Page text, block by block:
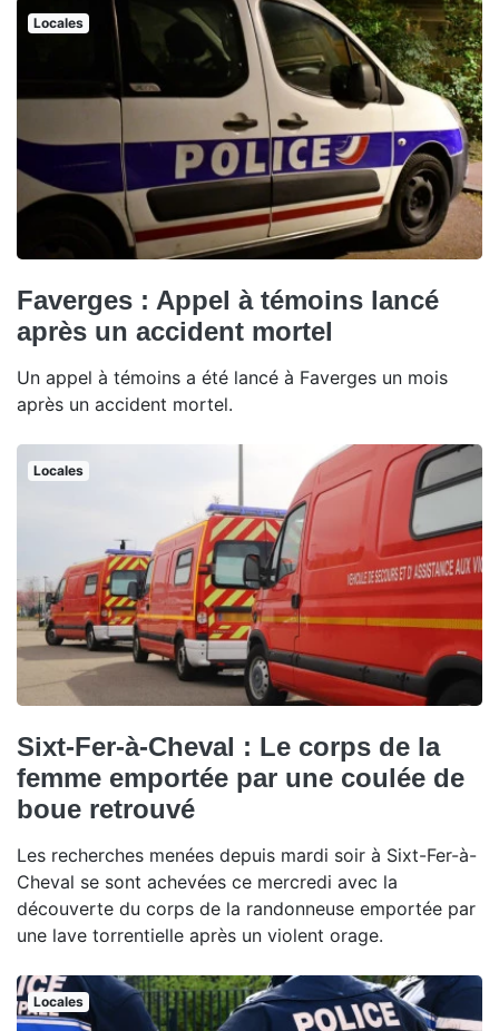
Locales
Faverges : Appel à témoins lancé
après un accident mortel
Un appel à témoins a été lancé à Faverges un mois
après un accident mortel.
Locales
Sixt-Fer-à-Cheval : Le corps de la
femme emportée par une coulée de
boue retrouvé
Les recherches menées depuis mardi soir à Sixt-Fer-à-
Cheval se sont achevées ce mercredi avec la
découverte du corps de la randonneuse emportée par
une lave torrentielle après un violent orage.
Locales